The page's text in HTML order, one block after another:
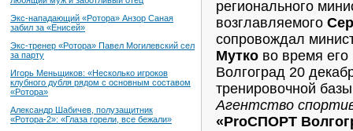
Экс-нападающий «Ротора» Анзор Саная
забил за «Енисей»
Экс-тренер «Ротора» Павел Могилевский сел
за парту
Игорь Меньщиков: «Несколько игроков
клубного дубля рядом с основным составом
«Ротора»
Александр Шабичев, полузащитник
«Ротора-2»: «Глаза горели, все бежали»
регионального
возглавляемого
сопровождал
Мутко во время его
Волгоград 20
тренировочной
Агентство
«ProСПОРТ